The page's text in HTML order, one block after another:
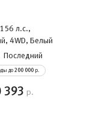
л.с.,
4WD, Белый
Последний
до 200 000 р.
393 р.